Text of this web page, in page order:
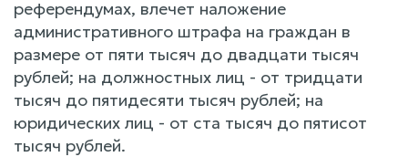
референдумах, влечет наложение
административного штрафа на граждан в
размере от пяти тысяч до двадцати тысяч
рублей; на должностных лиц - от тридцати
тысяч до пятидесяти тысяч рублей; на
юридических лиц - от ста тысяч до пятисот
тысяч рублей.